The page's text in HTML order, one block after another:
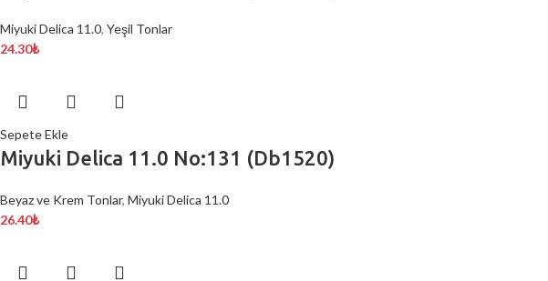
Miyuki Delica 11.0, Yeşil Tonlar
24.30₺
Sepete Ekle
Miyuki Delica 11.0 No:131 (Db1520)
Beyaz ve Krem Tonlar, Miyuki Delica 11.0
26.40₺